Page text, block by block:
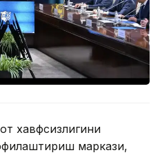
хавфсизлигини
маркази,